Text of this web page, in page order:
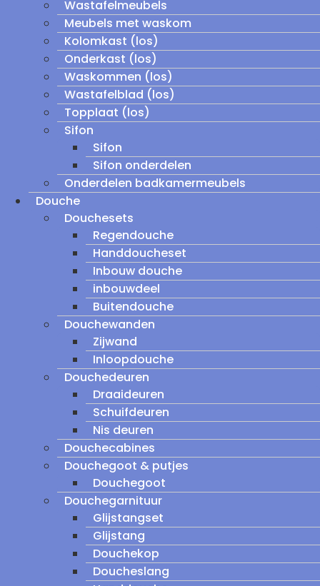
Wastafelmeubels
Meubels met waskom
Kolomkast (los)
Onderkast (los)
Waskommen (los)
Wastafelblad (los)
Topplaat (los)
Sifon
Sifon
Sifon onderdelen
Onderdelen badkamermeubels
Douche
Douchesets
Regendouche
Handdoucheset
Inbouw douche
inbouwdeel
Buitendouche
Douchewanden
Zijwand
Inloopdouche
Douchedeuren
Draaideuren
Schuifdeuren
Nis deuren
Douchecabines
Douchegoot & putjes
Douchegoot
Douchegarnituur
Glijstangset
Glijstang
Douchekop
Doucheslang